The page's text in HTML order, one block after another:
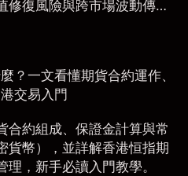
修復風險與跨市場波動傳
？一文看懂期貨合約運作、
交易入門
合約組成、保證金計算與常
貨幣），並詳解香港恒指期
，新手必讀入門教學。